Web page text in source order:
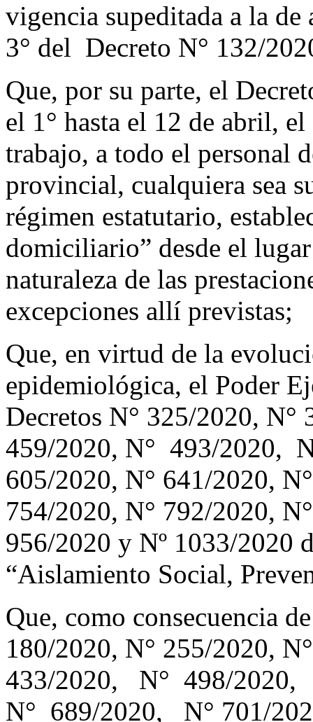
vigencia supeditada a la
3° del Decreto N° 132/
Que, por su parte, el
el 1° hasta el 12 de abril,
trabajo, a todo el personal
provincial, cualquiera sea
régimen estatutario,
domiciliario” desde el
naturaleza de las
excepciones allí previstas;
Que, en virtud de la
epidemiológica, el Poder
Decretos N° 325/2020, N°
459/2020, N° 493/2020,
605/2020, N° 641/2020,
754/2020, N° 792/2020,
956/2020 y Nº 1033/2020
“Aislamiento Social,
Que, como consecuencia
180/2020, N° 255/2020,
433/2020, N° 498/
N° 689/2020, N° 701/